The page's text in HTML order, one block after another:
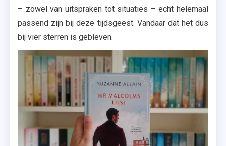
– zowel van uitspraken tot situaties – echt helemaal
passend zijn bij deze tijdsgeest. Vandaar dat het dus
bij vier sterren is gebleven.